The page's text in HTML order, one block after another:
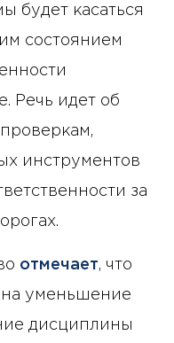
будет касаться
состоянием
Речь идет об
инструментов
за
отмечает, что
уменьшение
дисциплины